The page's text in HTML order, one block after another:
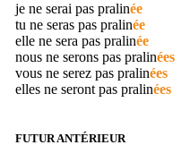
je ne serai pas pralinée
tu ne seras pas pralinée
elle ne sera pas pralinée
nous ne serons pas pralinées
vous ne serez pas pralinées
elles ne seront pas pralinées
FUTUR ANTÉRIEUR